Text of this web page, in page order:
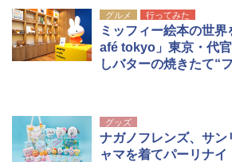
新しい日本地理 地図
解く (講談社現代新書)
￥1,540
簡単設置 ポップアッ
ュ(BC仕様) PATC-
￥9,990
イド ブラックコーテ
ッシュ 4人用 簡単設
ATCW-150B エクル
USB充電式 高精度 超
可能 安全ロック付き
ンパクト多機能設計
ア/オフィス/教育現場
HYREKK 八角形ター
ブラックラバーコー
ット 5000mm耐水圧
グルメ 行ってみた
ミッフィー絵本の世
afé tokyo」東京・代
しバターの焼きたて“
グッズ
ナガノフレンズ、サン
ャマを着てパーリナ